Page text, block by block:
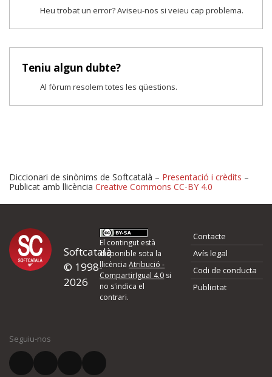
Heu trobat un error? Aviseu-nos si veieu cap problema.
Teniu algun dubte?
Al fòrum resolem totes les qüestions.
Proposeu-nos millores o
d'errors
Si heu trobat un error o voleu proposar alguna millora, ompliu els
quina és la millora que proposeu o l'error del qual voleu informar-
El vostre correu electrònic *
Diccionari de sinònims de Softcatalà – Presentació i crèdits –
Publicat amb llicència Creative Commons CC-BY 4.0
Softcatalà
© 1998-
2026
El contingut està
disponible sota la
llicènciaAtribució -
CompartirIgual 4.0 si
no s'indica el
contrari.
Contacte
Avís legal
Codi de conducta
Publicitat
Seguiu-nos